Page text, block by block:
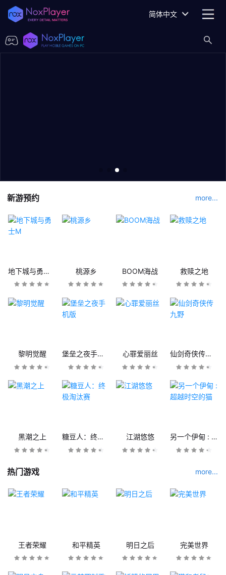
简体中文
新游预约 more...
地下城与勇士M 桃源乡 BOOM海战 救赎之地
黎明觉醒 堡垒之夜手机版 心罪爱丽丝 仙剑奇侠传九野
黑潮之上 糖豆人：终极淘汰赛 江湖悠悠 另一个伊甸 : 超越时空的猫
热门游戏 more...
王者荣耀 和平精英 明日之后 完美世界